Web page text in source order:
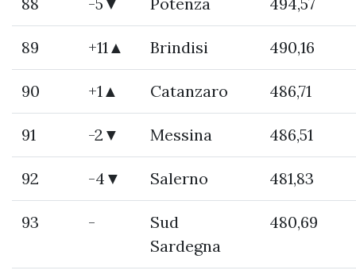
89 +11▲ Brindisi 490,16
90 +1▲ Catanzaro 486,71
91 -2▼ Messina 486,51
92 -4▼ Salerno 481,83
93 -
Sud
Sardegna
480,69